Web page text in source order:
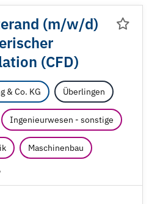
(m/w/d)
(CFD)
& Co. KG Überlingen
Ingenieurwesen - sonstige
Maschinenbau